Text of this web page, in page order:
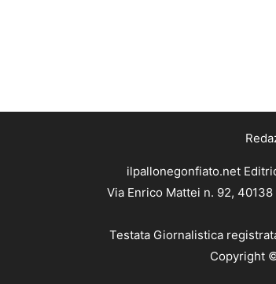
ilpallonegonfiato.net
Via Enrico Mattei n. 92,
Testata Giornalistica
Copyright